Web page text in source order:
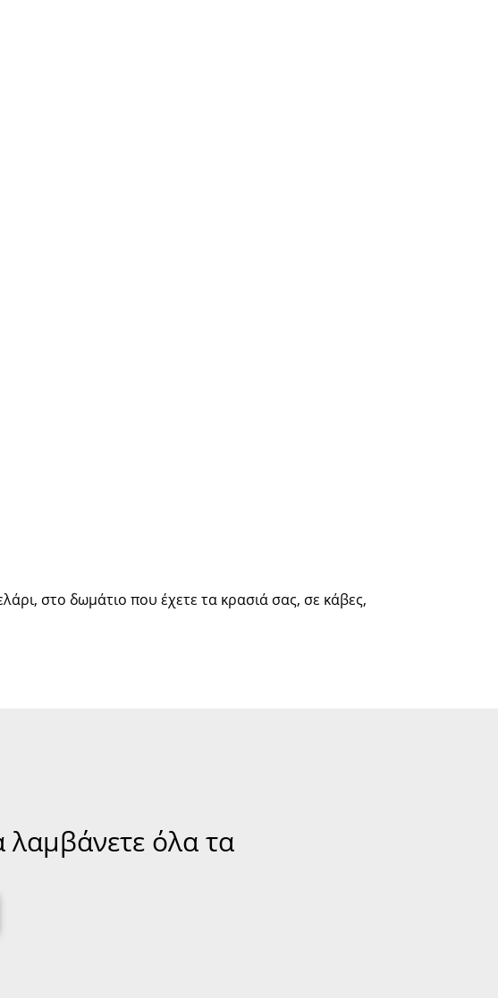
στο δωμάτιο που έχετε τα κρασιά σας, σε κάβες,
λαμβάνετε όλα τα